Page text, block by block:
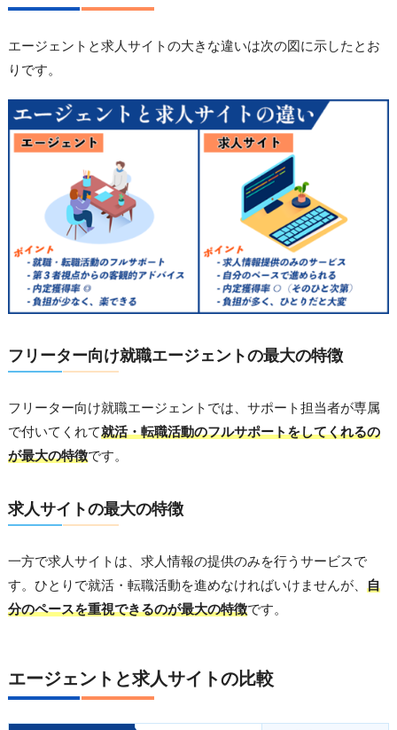
エージェントと求人サイトの大きな違いは次の図に示したとお
りです。
フリーター向け就職エージェントの最大の特徴
フリーター向け就職エージェントでは、サポート担当者が専属
で付いてくれて就活・転職活動のフルサポートをしてくれるの
が最大の特徴です。
求人サイトの最大の特徴
一方で求人サイトは、求人情報の提供のみを行うサービスで
す。ひとりで就活・転職活動を進めなければいけませんが、 自
分のペースを重視できるのが最大の特徴です。
エージェントと求人サイトの比較